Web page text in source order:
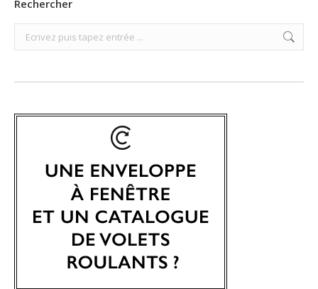
Rechercher
Search: